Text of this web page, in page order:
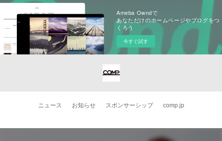
Ameba Owndで
あなただけのホームページやブログをつ
くろう
今すぐ試す
ニュース お知らせ スポンサーシップ comp.jp